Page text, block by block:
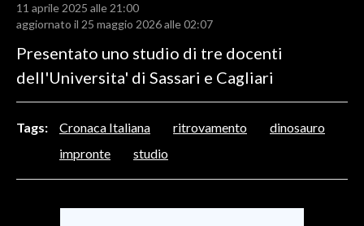
RISULTATI E CLASSIFICHE
CALCIO REGIONALE
BASKET
MOTORI
ALTRI SPORT
11 aprile 2025 alle 21:00
aggiornato il 25 maggio 2026 alle 02:07
Presentato uno studio di tre docenti
dell'Universita' di Sassari e Cagliari
Tags: Cronaca Italiana ritrovamento
dinosauro
impronte
studio